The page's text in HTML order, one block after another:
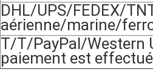
DHL/UPS/FEDEX/
aérienne/marine/
T/T/PayPal/Western
paiement est